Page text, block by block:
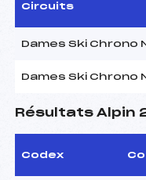
Circuits
Dames Ski Chrono
Dames Ski Chrono
Résultats Alpin
Codex